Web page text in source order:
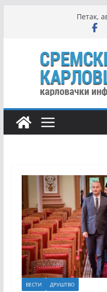
Петак,
ВЕСТИ ДРУШТВО